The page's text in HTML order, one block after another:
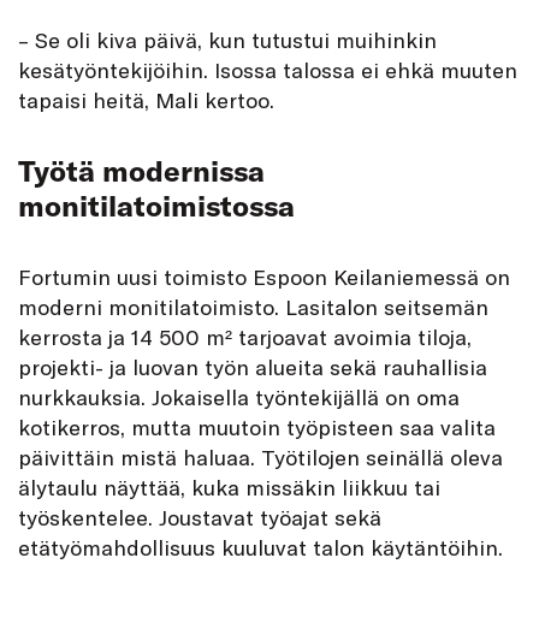
– Se oli kiva päivä, kun tutustui muihinkin
kesätyöntekijöihin. Isossa talossa ei ehkä muuten
tapaisi heitä, Mali kertoo.
Työtä modernissa
monitilatoimistossa
Fortumin uusi toimisto Espoon Keilaniemessä on
moderni monitilatoimisto. Lasitalon seitsemän
kerrosta ja 14 500 m² tarjoavat avoimia tiloja,
projekti- ja luovan työn alueita sekä rauhallisia
nurkkauksia. Jokaisella työntekijällä on oma
kotikerros, mutta muutoin työpisteen saa valita
päivittäin mistä haluaa. Työtilojen seinällä oleva
älytaulu näyttää, kuka missäkin liikkuu tai
työskentelee. Joustavat työajat sekä
etätyömahdollisuus kuuluvat talon käytäntöihin.